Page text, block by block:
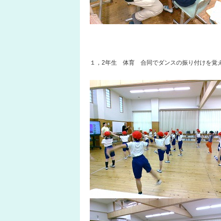
１，2年生 体育 合同でダンスの振り付けを覚